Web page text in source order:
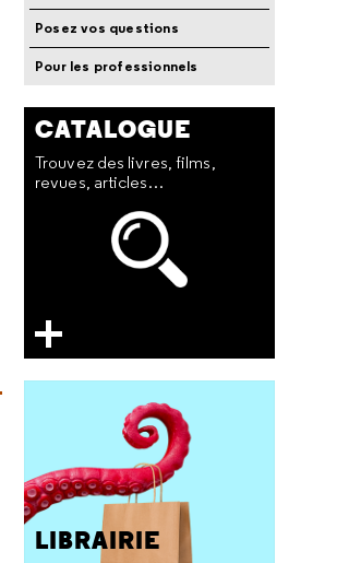
Posez vos questions
Pour les professionnels
CATALOGUE
Trouvez des livres, films,
revues, articles…
LIBRAIRIE